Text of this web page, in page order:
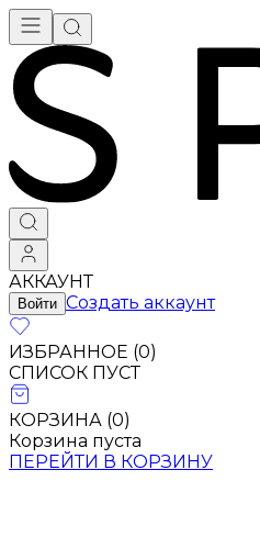
АККАУНТ
Войти Создать аккаунт
ИЗБРАННОЕ (0)
СПИСОК ПУСТ
КОРЗИНА (0)
Корзина пуста
ПЕРЕЙТИ В КОРЗИНУ